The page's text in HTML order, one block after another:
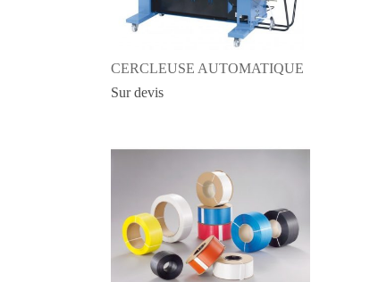
CERCLEUSE AUTOMATIQUE
Sur devis